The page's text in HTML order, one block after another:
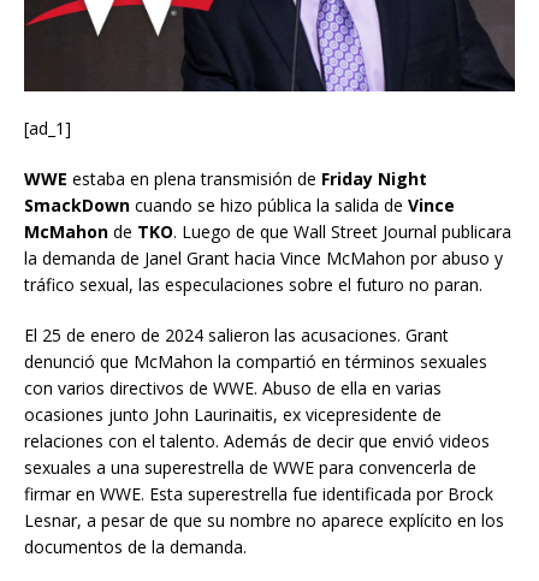
[ad_1]
WWE estaba en plena transmisión de Friday Night
SmackDown cuando se hizo pública la salida de Vince
McMahon de TKO. Luego de que Wall Street Journal publicara
la demanda de Janel Grant hacia Vince McMahon por abuso y
tráfico sexual, las especulaciones sobre el futuro no paran.
El 25 de enero de 2024 salieron las acusaciones. Grant
denunció que McMahon la compartió en términos sexuales
con varios directivos de WWE. Abuso de ella en varias
ocasiones junto John Laurinaitis, ex vicepresidente de
relaciones con el talento. Además de decir que envió videos
sexuales a una superestrella de WWE para convencerla de
firmar en WWE. Esta superestrella fue identificada por Brock
Lesnar, a pesar de que su nombre no aparece explícito en los
documentos de la demanda.